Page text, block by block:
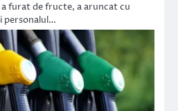
a furat de fructe, a aruncat cu
personalul…